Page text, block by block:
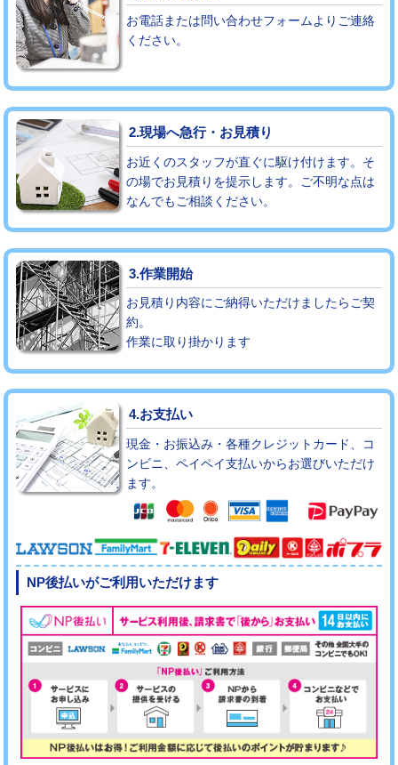
コンクリート斫り（厚さ10㎝超え） 38,500円
モルタル補修（厚さ10㎝まで）
モルタル補修（厚さ10㎝超え） 38,500円
追加人工 16,500円
廃棄・処分 現場見積
※給水管工事は20mmまでの価格です。
お電話または問い合わせフォームよりご連絡
ください。
2.現場へ急行・お見積り
お近くのスタッフが直ぐに駆け付けます。そ
の場でお見積りを提示します。ご不明な点は
なんでもご相談ください。
3.作業開始
お見積り内容にご納得いただけましたらご契
約。
作業に取り掛かります
4.お支払い
現金・お振込み・各種クレジットカード、コ
ンビニ、ペイペイ支払いからお選びいただけ
ます。
NP後払いがご利用いただけます